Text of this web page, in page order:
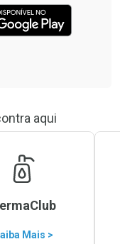
aqui
Mais >